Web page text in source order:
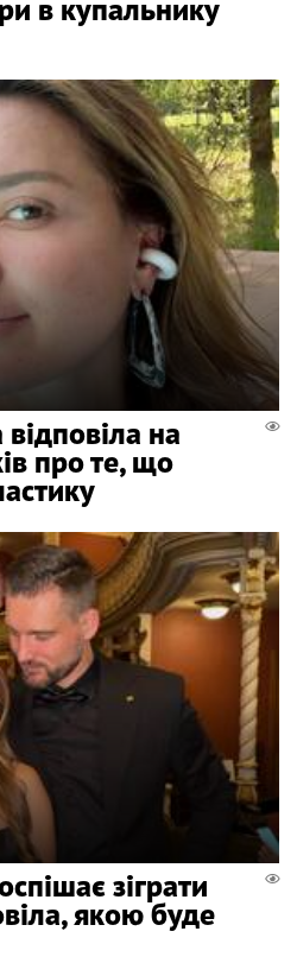
в купальнику
на
про те, що
зіграти
якою буде